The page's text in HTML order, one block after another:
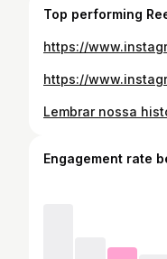
Top performing
https://
https://
Engagement rate